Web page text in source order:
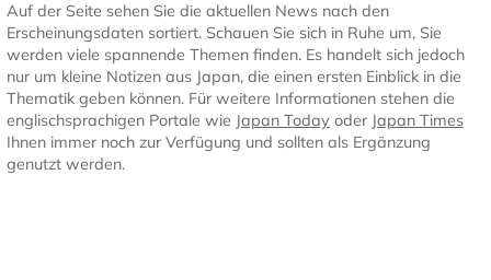
Auf der Seite sehen Sie die aktuellen News nach den
Erscheinungsdaten sortiert. Schauen Sie sich in Ruhe um, Sie
werden viele spannende Themen finden. Es handelt sich jedoch
nur um kleine Notizen aus Japan, die einen ersten Einblick in die
Thematik geben können. Für weitere Informationen stehen die
englischsprachigen Portale wie Japan Todayoder Japan Times
Ihnen immer noch zur Verfügung und sollten als Ergänzung
genutzt werden.